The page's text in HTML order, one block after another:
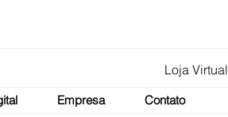
Loja Virtual
Empresa Contato